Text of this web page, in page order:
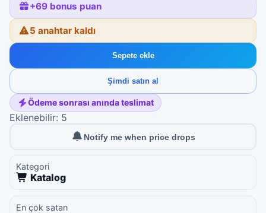
+69 bonus puan
5 anahtar kaldı
Sepete ekle
Şimdi satın al
Ödeme sonrası anında teslimat
Eklenebilir: 5
Notify me when price drops
Kategori
Katalog
En çok satan